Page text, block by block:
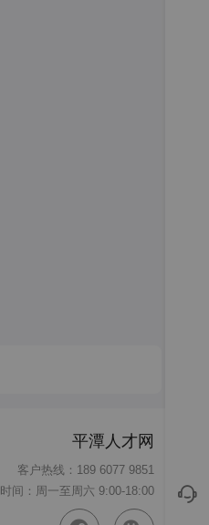
平潭人才网
客户热线：189 6077 9851
时间：周一至周六 9:00-18:00